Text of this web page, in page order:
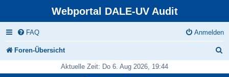
Webportal DALE-UV Audit
FAQ Anmelden
Foren-Übersicht
Aktuelle Zeit: Do 6. Aug 2026, 19:44